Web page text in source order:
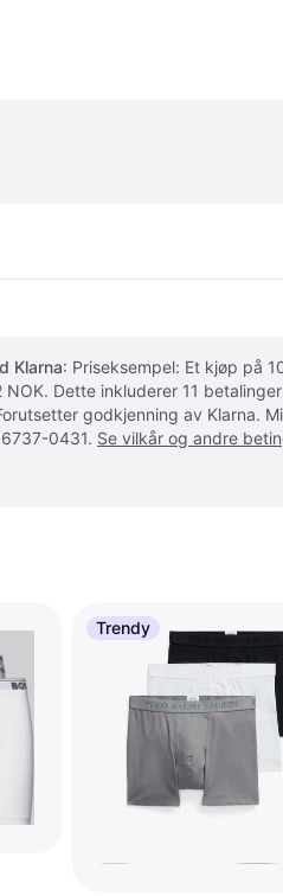
Klarna: Priseksempel: Et kjøp på
Dette inkluderer 11
godkjenning av Klarna.
0431. Se vilkår og andre
Trendy